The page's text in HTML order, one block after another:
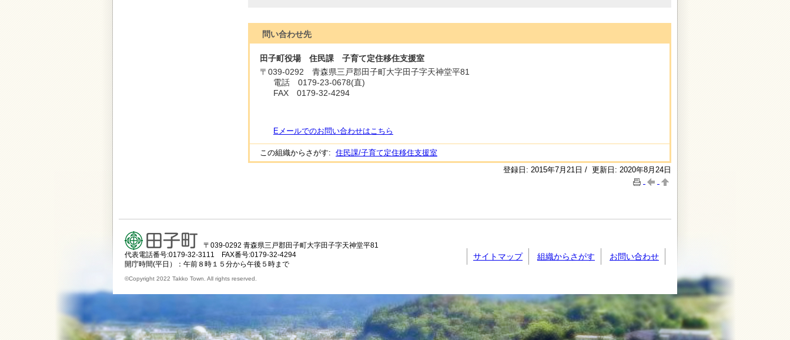
問い合わせ先
田子町役場 住民課 子育て定住移住支援室
〒 039-0292
青森県三戸郡田子町大字田子字天神堂平81
電話 0179-23-0678(直)
FAX 0179-32-4294
Eメールでのお問い合わせはこちら
この組織からさがす: 住民課/子育て定住移住支援室
登録日: 2015年7月21日 / 更新日: 2020年8月24日
〒039-0292 青森県三戸郡田子町大字田子字天神堂平81
代表電話番号:0179-32-3111 FAX番号:0179-32-4294
開庁時間(平日）：午前８時１５分から午後５時まで
サイトマップ 組織からさがす お問い合わせ
©Copyright 2022 Takko Town. All rights reserved.